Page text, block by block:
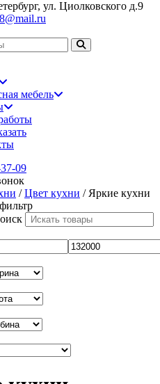
ул. Циолковского д.9
мебель
09
/Цвет кухни / Яркие кухни